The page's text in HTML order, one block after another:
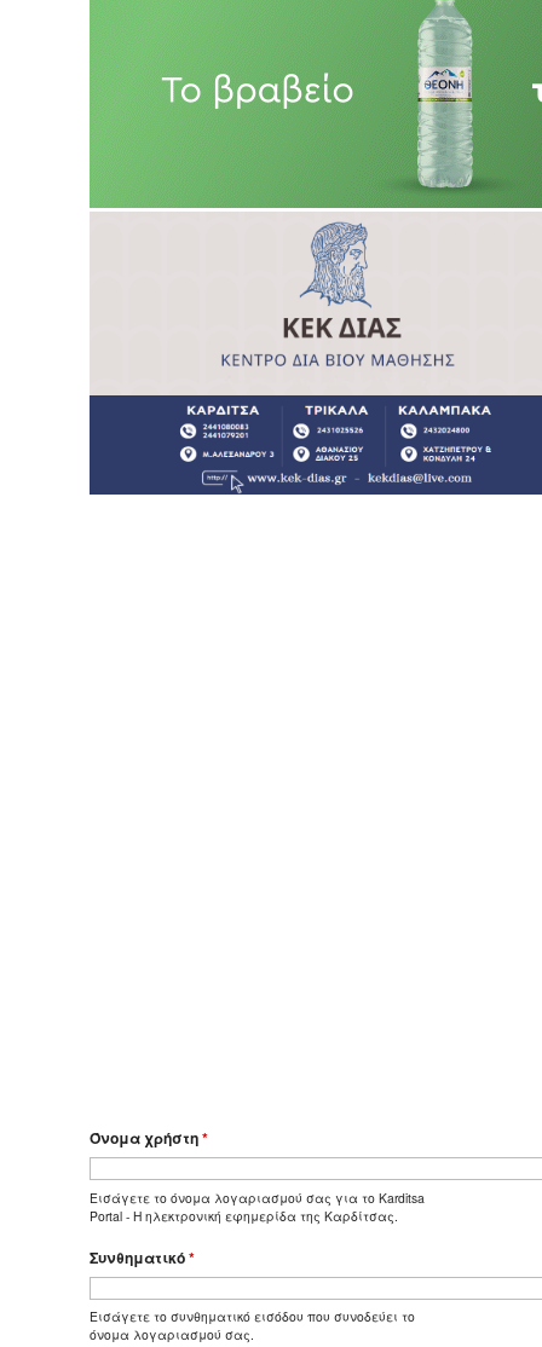
Όνομα χρήστη*
Εισάγετε το όνομα λογαριασμού σας για το Karditsa
Portal - Η ηλεκτρονική εφημερίδα της Καρδίτσας.
Συνθηματικό*
Εισάγετε το συνθηματικό εισόδου που συνοδεύει το
όνομα λογαριασμού σας.